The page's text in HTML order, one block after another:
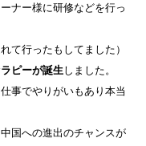
ナー様に研修などを行っ
て行ったもしてました）
ピーが誕生しました。
事でやりがいもあり本当
国への進出のチャンスが